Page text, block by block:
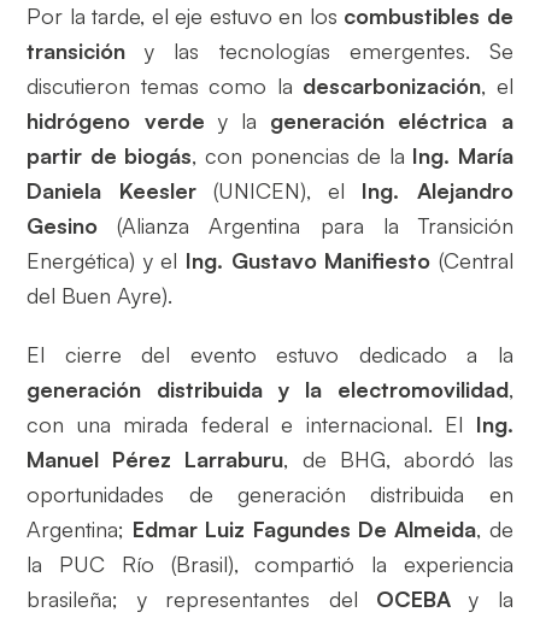
Por la tarde, el eje estuvo en los combustibles de
transición y las tecnologías emergentes. Se
discutieron temas como la descarbonización, el
hidrógeno verde y la generación eléctrica a
partir de biogás, con ponencias de la Ing. María
Daniela Keesler(UNICEN), el Ing. Alejandro
Gesino (Alianza Argentina para la Transición
Energética) y el Ing. Gustavo Manifiesto (Central
del Buen Ayre).
El cierre del evento estuvo dedicado a la
generación distribuida y la electromovilidad,
con una mirada federal e internacional. El Ing.
Manuel Pérez Larraburu, de BHG, abordó las
oportunidades de generación distribuida en
Argentina; Edmar Luiz Fagundes De Almeida, de
la PUC Río (Brasil), compartió la experiencia
brasileña; y representantes del OCEBAy la